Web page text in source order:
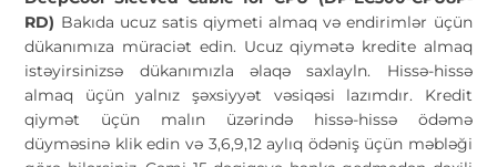
RD) Bakıda ucuz satis qiymeti almaq və endirimlər üçün
dükanımıza müraciət edin. Ucuz qiymətə kredite almaq
istəyirsinizsə dükanımızla əlaqə saxlayln. Hissə-hissə
almaq üçün yalnız şəxsiyyət vəsiqəsi lazımdır. Kredit
qiymət üçün malın üzərində hissə-hissə ödəmə
düyməsinə klik edin və 3,6,9,12 aylıq ödəniş üçün məbləği